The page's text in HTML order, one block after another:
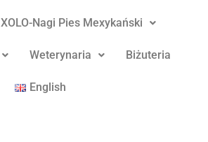
XOLO-Nagi Pies Mexykański
Weterynaria Biżuteria
English